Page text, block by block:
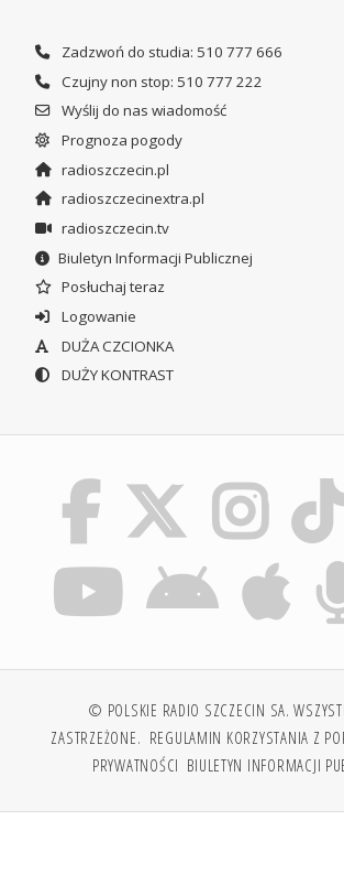
Zadzwoń do studia: 510 777 666
Czujny non stop: 510 777 222
Wyślij do nas wiadomość
Prognoza pogody
radioszczecin.pl
radioszczecinextra.pl
radioszczecin.tv
Biuletyn Informacji Publicznej
Posłuchaj teraz
Logowanie
DUŻA CZCIONKA
DUŻY KONTRAST
© POLSKIE RADIO SZCZECIN SA.
ZASTRZEŻONE. REGULAMIN KORZYSTANIA Z
PRYWATNOŚCI BIULETYN INFORMACJI